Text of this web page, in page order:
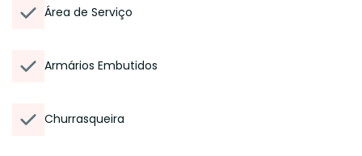
Área de Serviço
Armários Embutidos
Churrasqueira